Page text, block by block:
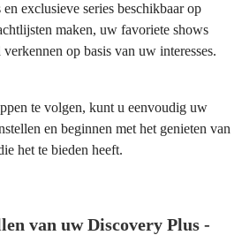
exclusieve series beschikbaar op
maken, uw favoriete shows
op basis van uw interesses.
te volgen, kunt u eenvoudig uw
en beginnen met het genieten van
het te bieden heeft.
van uw Discovery Plus -